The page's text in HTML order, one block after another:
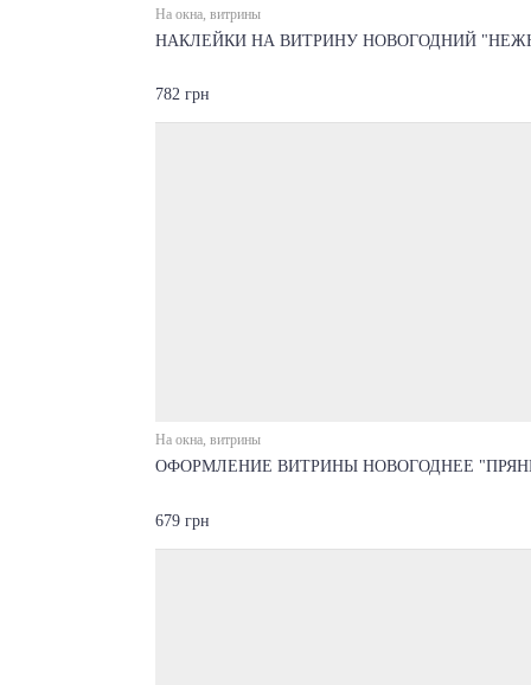
На окна, витрины
НАКЛЕЙКИ НА ВИТРИНУ НОВОГОДНИЙ
782 грн
На окна, витрины
ОФОРМЛЕНИЕ ВИТРИНЫ НОВОГОДНЕЕ
679 грн